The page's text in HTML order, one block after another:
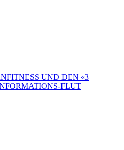
UND DEN «3
FLUT